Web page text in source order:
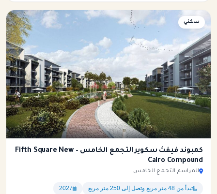
سكني
كمبوند فيفث سكوير التجمع الخامس – Fifth Square New
Cairo Compound
المراسم التجمع الخامس
تبدأ من 48 متر مربع وتصل إلى 250 متر مربع
2027